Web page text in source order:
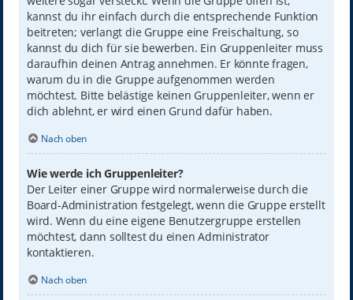
kannst du ihr einfach durch die entsprechende Funktion
beitreten; verlangt die Gruppe eine Freischaltung, so
kannst du dich für sie bewerben. Ein Gruppenleiter muss
daraufhin deinen Antrag annehmen. Er könnte fragen,
warum du in die Gruppe aufgenommen werden
möchtest. Bitte belästige keinen Gruppenleiter, wenn er
dich ablehnt, er wird einen Grund dafür haben.
Nach oben
Wie werde ich Gruppenleiter?
Der Leiter einer Gruppe wird normalerweise durch die
Board-Administration festgelegt, wenn die Gruppe erstellt
wird. Wenn du eine eigene Benutzergruppe erstellen
möchtest, dann solltest du einen Administrator
kontaktieren.
Nach oben